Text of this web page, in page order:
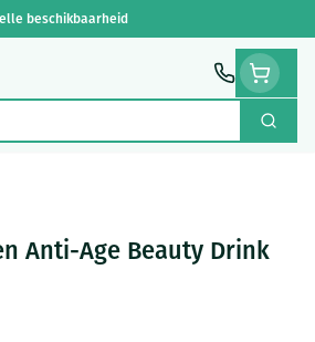
beschikbaarheid
Zoek
Anti-Age Beauty Drink